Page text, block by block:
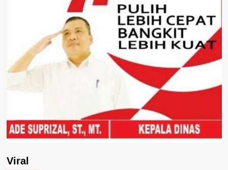
Viral